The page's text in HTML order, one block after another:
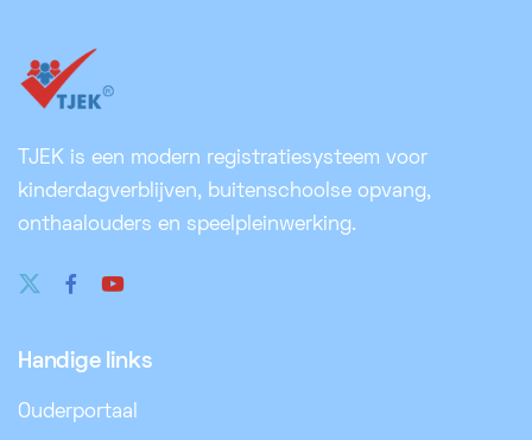
TJEK is een modern registratiesysteem voor
kinderdagverblijven, buitenschoolse opvang,
onthaalouders en speelpleinwerking.
Handige links
Ouderportaal